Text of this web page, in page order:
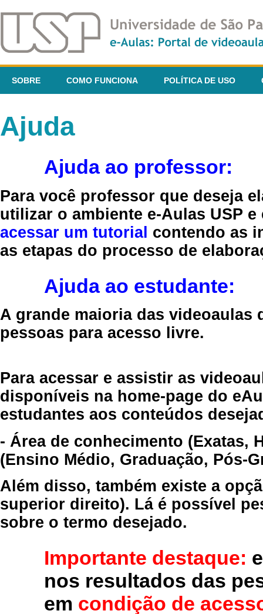
SOBRE COMO FUNCIONA POLÍTICA DE USO
Ajuda
Ajuda ao professor:
Para você professor que deseja
utilizar o ambiente e-Aulas USP
acessar um tutorial contendo as
as etapas do processo de
Ajuda ao estudante:
A grande maioria das videoaulas
pessoas para acesso livre.
Para acessar e assistir as
disponíveis na home-page do
estudantes aos conteúdos
- Área de conhecimento (Exatas,
(Ensino Médio, Graduação, Pós-
Além disso, também existe a
superior direito). Lá é possível
sobre o termo desejado.
Importante destaque:
nos resultados das
em condição de